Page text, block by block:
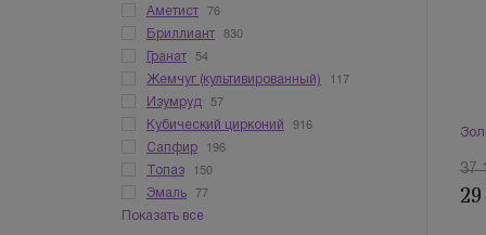
Аметист 76
Бриллиант 830
Гранат 54
Жемчуг (культивированный) 117
Изумруд 57
Кубический цирконий 916
Сапфир 196
Топаз 150
Эмаль 77
Показать все
37